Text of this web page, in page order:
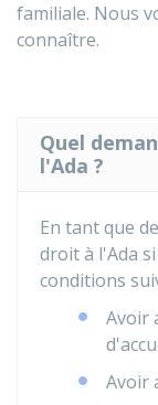
familiale. Nous
connaître.
Quel
l'Ada ?
En tant que
droit à l'Ada
conditions
Avoir
Avoir